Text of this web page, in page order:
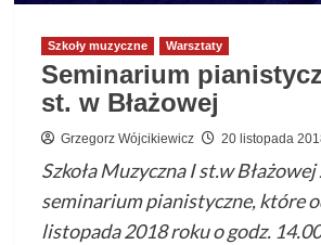
Szkoły muzyczne Warsztaty
Seminarium
st. w Błażowej
Grzegorz Wójcikiewicz 20 listopada
Szkoła Muzyczna I st.w Błażowej
seminarium pianistyczne, które
listopada 2018 roku o godz.